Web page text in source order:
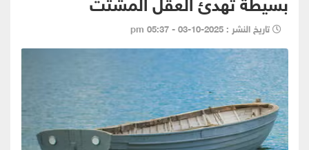
تاريخ النشر : 2025-10-03 - 05:37 pm